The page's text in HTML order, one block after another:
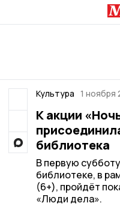
Культура 1 ноября
К акции
библиотека
В первую
библиотеке, в
(6+), пройдёт
«Люди дела».